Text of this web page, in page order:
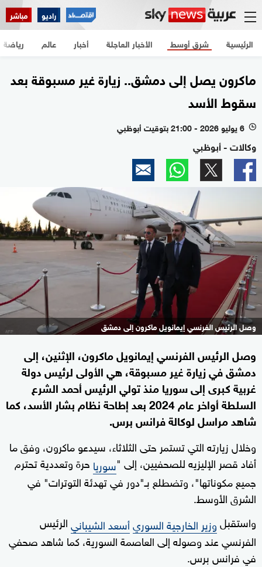
راديو مباشر
الرئيسية الأخبار العاجلة أخبار شرق أوسط عالم رياضة
ماكرون يصل إلى دمشق.. زيارة غير مسبوقة بعد
سقوط الأسد
l 6 يوليو 2026 - 21:00 بتوقيت أبوظبي
وكالات - أبوظبي
وصل الرئيس الفرنسي إيمانويل ماكرون إلى دمشق
وصل الرئيس الفرنسي إيمانويل ماكرون، الإثنين، إلى
دمشق في زيارة غير مسبوقة، هي الأولى لرئيس دولة
غربية كبرى إلى سوريا منذ تولي الرئيس أحمد الشرع
السلطة أواخر عام 2024 بعد إطاحة نظام بشار الأسد، كما
شاهد مراسل لوكالة فرانس برس.
وخلال زيارته التي تستمر حتى الثلاثاء، سيدعو ماكرون، وفق ما
أفاد قصر الإليزيه للصحفيين، إلى "سوريا حرة وتعددية تحترم
جميع مكوناتها"، وتضطلع بـ"دور في تهدئة التوترات" في
الشرق الأوسط.
واستقبلوزير الخارجية السوريأسعد الشيبانيالرئيس
الفرنسي عند وصوله إلى العاصمة السورية، كما شاهد صحفي
في فرانس برس.